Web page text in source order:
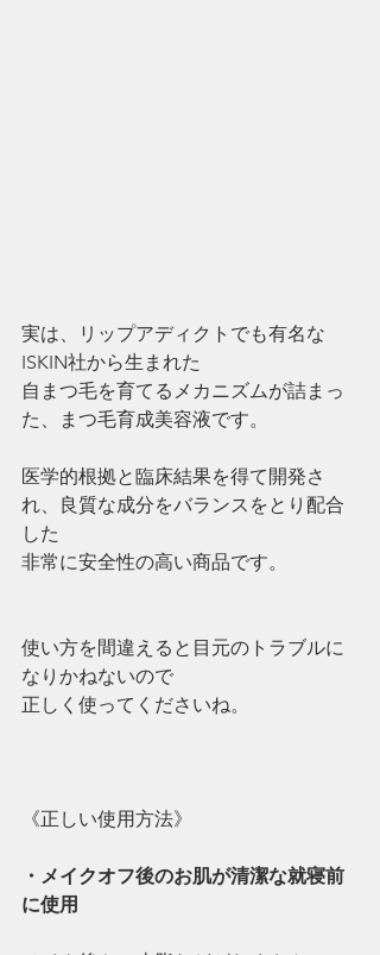
実は、リップアディクトでも有名な
ISKIN社から生まれた
自まつ毛を育てるメカニズムが詰まっ
た、まつ毛育成美容液です。
医学的根拠と臨床結果を得て開発さ
れ、良質な成分をバランスをとり配合
した
非常に安全性の高い商品です。
使い方を間違えると目元のトラブルに
なりかねないので
正しく使ってくださいね。
《正しい使用方法》
・メイクオフ後のお肌が清潔な就寝前
に使用